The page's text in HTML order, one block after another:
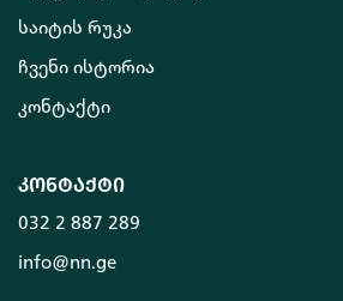
საიტის რუკა
ჩვენი ისტორია
კონტაქტი
კონტაქტი
032 2 887 289
info@nn.ge